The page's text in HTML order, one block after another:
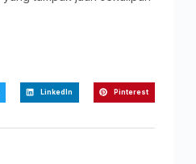
LinkedIn Pinterest